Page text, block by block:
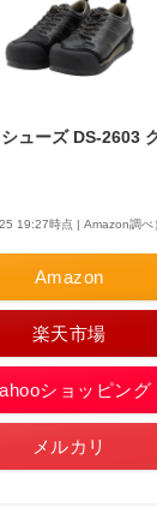
ューズ DS-2603
19:27時点 | Amazon調べ
Amazon
楽天市場
ショッピング
メルカリ